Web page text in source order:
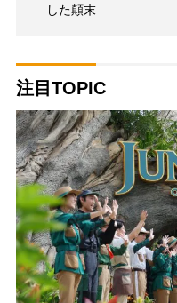
した顛末
注目TOPIC